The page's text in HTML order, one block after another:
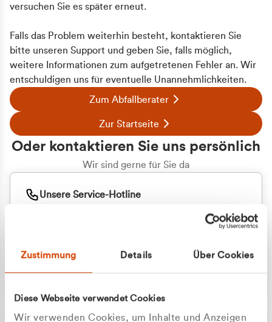
Zustimmung Details Über Cookies
Diese Webseite verwendet Cookies
Wir verwenden Cookies, um Inhalte und Anzeigen
versuchen Sie es später erneut.
Falls das Problem weiterhin besteht, kontaktieren Sie
bitte unseren Support und geben Sie, falls möglich,
weitere Informationen zum aufgetretenen Fehler an. Wir
entschuldigen uns für eventuelle Unannehmlichkeiten.
Zum Abfallberater
Zur Startseite
Oder kontaktieren Sie uns persönlich
Wir sind gerne für Sie da
Unsere Service-Hotline
+49 177 8376058